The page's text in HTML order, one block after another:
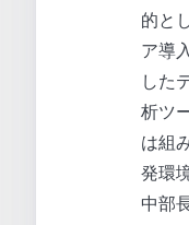
的と
ア導
した
析ツ
は組
発環
中部